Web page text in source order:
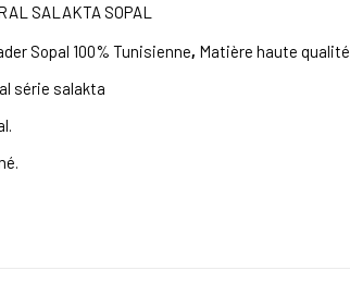
SALAKTA SOPAL
Sopal 100% Tunisienne, Matière haute qualité
série salakta